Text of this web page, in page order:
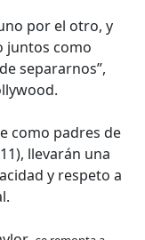
por el otro, y
juntos como
separarnos”,
como padres de
llevarán una
y respeto a